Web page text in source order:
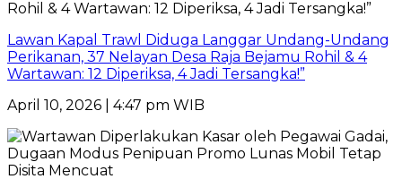
Lawan Kapal Trawl Diduga Langgar Undang-Undang
Perikanan, 37 Nelayan Desa Raja Bejamu Rohil & 4
Wartawan: 12 Diperiksa, 4 Jadi Tersangka!”
April 10, 2026 | 4:47 pm WIB